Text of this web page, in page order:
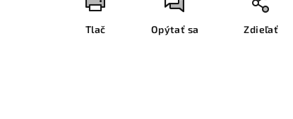
Tlač Opýtať sa Zdieľať